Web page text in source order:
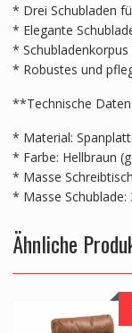
* Drei Schubladen
* Elegante
*
* Robustes und
**Technische
* Material:
* Farbe: Hellbraun
* Masse
* Masse Schublade:
Ähnliche